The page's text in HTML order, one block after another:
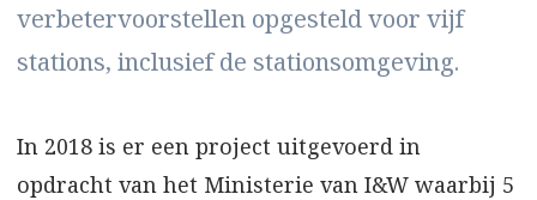
verbetervoorstellen opgesteld voor vijf
stations, inclusief de stationsomgeving.
In 2018 is er een project uitgevoerd in
opdracht van het Ministerie van I&W waarbij 5